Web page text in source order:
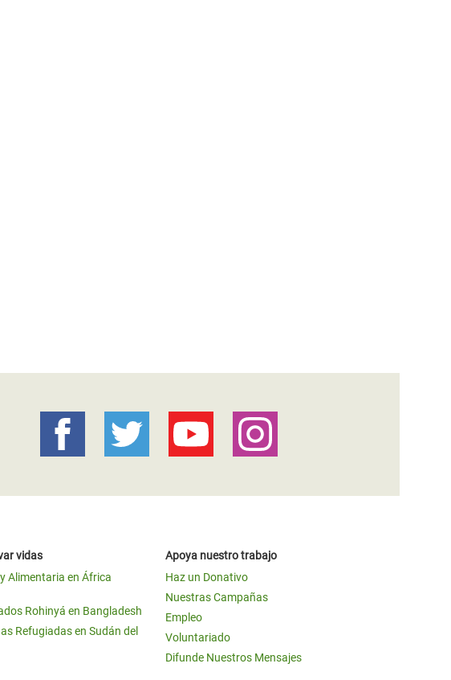
vidas
Alimentaria en África
Rohinyá en Bangladesh
Refugiadas en Sudán del
Apoya nuestro trabajo
Haz un Donativo
Nuestras Campañas
Empleo
Voluntariado
Difunde Nuestros Mensajes